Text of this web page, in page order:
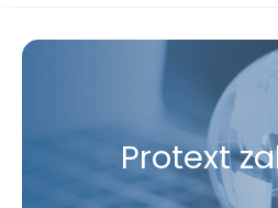
Protext